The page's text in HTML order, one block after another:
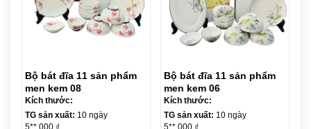
Bộ bát đĩa 11 sản phẩm
men kem 08
Kích thước:
TG sản xuất: 10 ngày
5**.000 ₫
Bộ bát đĩa 11 sản phẩm
men kem 06
Kích thước:
TG sản xuất: 10 ngày
5**.000 ₫